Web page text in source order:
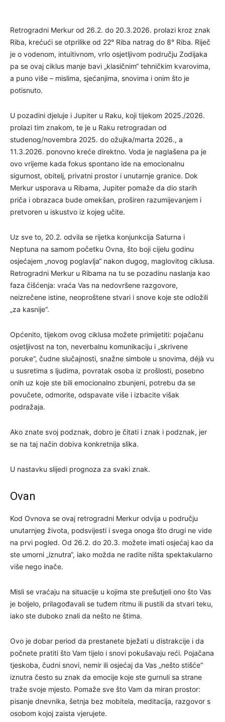
Retrogradni Merkur od 26.2. do 20.3.2026. prolazi kroz znak
Riba, krećući se otprilike od 22° Riba natrag do 8° Riba. Riječ
je o vodenom, intuitivnom, vrlo osjetljivom području Zodijaka
pa se ovaj ciklus manje bavi „klasičnim“ tehničkim kvarovima,
a puno više – mislima, sjećanjima, snovima i onim što je
potisnuto.
U pozadini djeluje i Jupiter u Raku, koji tijekom 2025./2026.
prolazi tim znakom, te je u Raku retrogradan od
studenog/novembra 2025. do ožujka/marta 2026., a
11.3.2026. ponovno kreće direktno. Voda je naglašena pa je
ovo vrijeme kada fokus spontano ide na emocionalnu
sigurnost, obitelj, privatni prostor i unutarnje granice. Dok
Merkur usporava u Ribama, Jupiter pomaže da dio starih
priča i obrazaca bude omekšan, proširen razumijevanjem i
pretvoren u iskustvo iz kojeg učite.
Uz sve to, 20.2. odvila se rijetka konjunkcija Saturna i
Neptuna na samom početku Ovna, što boji cijelu godinu
osjećajem „novog poglavlja“ nakon dugog, maglovitog ciklusa.
Retrogradni Merkur u Ribama na tu se pozadinu naslanja kao
faza čišćenja: vraća Vas na nedovršene razgovore,
neizrečene istine, neoproštene stvari i snove koje ste odložili
„za kasnije“.
Općenito, tijekom ovog ciklusa možete primijetiti: pojačanu
osjetljivost na ton, neverbalnu komunikaciju i „skrivene
poruke“, čudne slučajnosti, snažne simbole u snovima, déjà vu
u susretima s ljudima, povratak osoba iz prošlosti, posebno
onih uz koje ste bili emocionalno zbunjeni, potrebu da se
povučete, odmorite, odspavate više i izbacite višak
podražaja.
Ako znate svoj podznak, dobro je čitati i znak i podznak, jer
se na taj način dobiva konkretnija slika.
U nastavku slijedi prognoza za svaki znak.
Ovan
Kod Ovnova se ovaj retrogradni Merkur odvija u području
unutarnjeg života, podsvijesti i svega onoga što drugi ne vide
na prvi pogled. Od 26.2. do 20.3. možete imati osjećaj kao da
ste umorni „iznutra“, iako možda ne radite ništa spektakularno
više nego inače.
Misli se vraćaju na situacije u kojima ste prešutjeli ono što Vas
je boljelo, prilagođavali se tuđem ritmu ili pustili da stvari teku,
iako ste duboko znali da nešto ne štima.
Ovo je dobar period da prestanete bježati u distrakcije i da
počnete pratiti što Vam tijelo i snovi pokušavaju reći. Pojačana
tjeskoba, čudni snovi, nemir ili osjećaj da Vas „nešto stišće“
iznutra često su znak da emocije koje ste gurnuli sa strane
traže svoje mjesto. Pomaže sve što Vam da miran prostor:
pisanje dnevnika, šetnja bez mobitela, meditacija, razgovor s
osobom kojoj zaista vjerujete.